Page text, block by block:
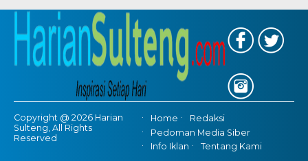
Copyright @ 2026 Harian
Sulteng, All Rights
Reserved
Home
Redaksi
Pedoman Media Siber
Info Iklan
Tentang Kami